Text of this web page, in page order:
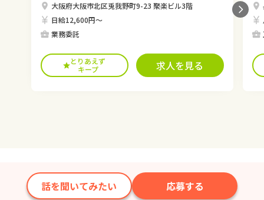
大阪府大阪市北区兎我野町9-23 聚楽ビル3階
日給12,600円〜
業務委託
とりあえず
キープ
求人を見る
話を聞いてみたい 応募する